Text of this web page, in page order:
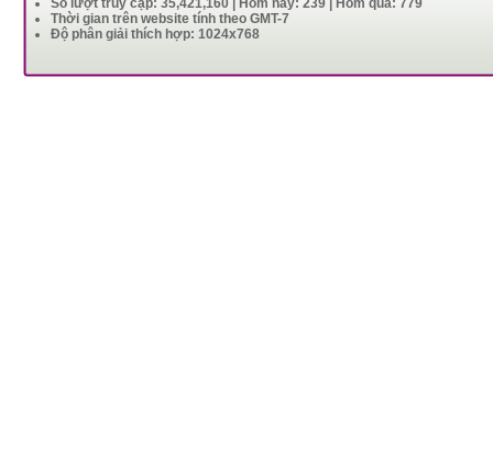
Số lượt truy cập: 35,421,160 | Hôm nay: 239 | Hôm qua: 779
Thời gian trên website tính theo GMT-7
Độ phân giải thích hợp: 1024x768